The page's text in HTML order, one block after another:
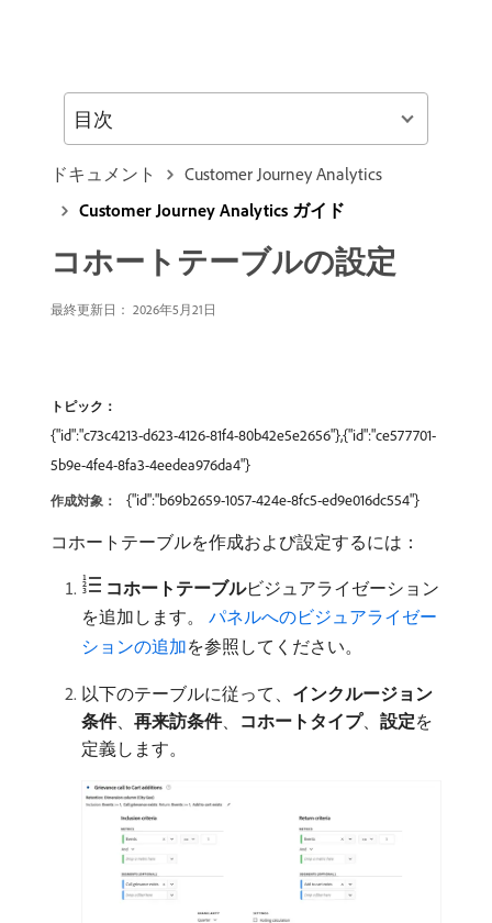
ドキュメント
Customer Journey Analytics
Customer Journey Analytics ガイド
コホートテーブルの設定
最終更新日： 2026年5月21日
トピック：
{"id":"c73c4213-d623-4126-81f4-80b42e5e2656"},{"id":"ce577701-
5b9e-4fe4-8fa3-4eedea976da4"}
作成対象： {"id":"b69b2659-1057-424e-8fc5-ed9e016dc554"}
コホートテーブルを作成および設定するには：
コホートテーブル​ビジュアライゼーション
を追加します。 パネルへのビジュアライゼー
ションの追加を参照してください。
以下のテーブルに従って、 インクルージョン
条件、 再来訪条件、 コホートタイプ、 設定​を
定義します。
目次